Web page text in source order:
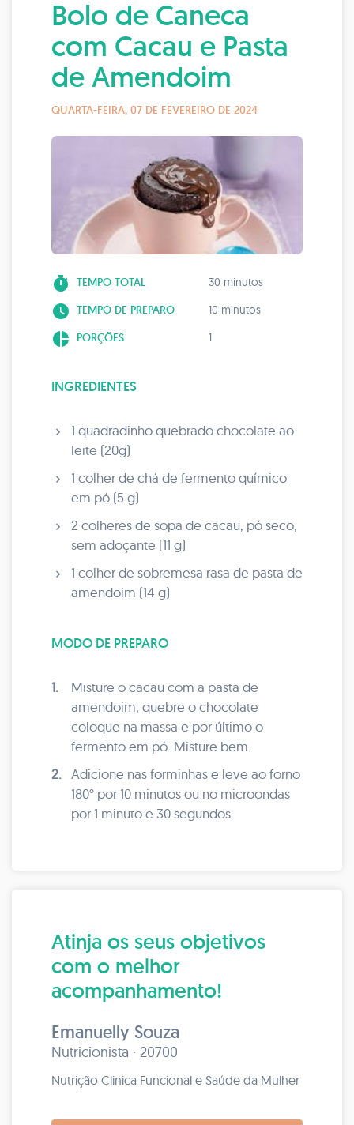
Bolo de Caneca
com Cacau e Pasta
de Amendoim
QUARTA-FEIRA, 07 DE FEVEREIRO DE 2024
timer TEMPO TOTAL 30 minutos
watch_later TEMPO DE PREPARO 10 minutos
pie_chart PORÇÕES 1
INGREDIENTES
1 quadradinho quebrado chocolate ao
leite (20g)
1 colher de chá de fermento químico
em pó (5 g)
2 colheres de sopa de cacau, pó seco,
sem adoçante (11 g)
1 colher de sobremesa rasa de pasta de
amendoim (14 g)
MODO DE PREPARO
1.
Misture o cacau com a pasta de
amendoim, quebre o chocolate
coloque na massa e por último o
fermento em pó. Misture bem.
2.
Adicione nas forminhas e leve ao forno
180° por 10 minutos ou no microondas
por 1 minuto e 30 segundos
Atinja os seus objetivos
com o melhor
acompanhamento!
Emanuelly Souza
Nutricionista · 20700
Nutrição Clinica Funcional e Saúde da Mulher